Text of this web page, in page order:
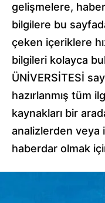
gelişmelere, haber
bilgilere bu
çeken içeriklere
bilgileri kolayca
ÜNİVERSİTESİ
hazırlanmış tüm
kaynakları bir
analizlerden veya
haberdar olmak